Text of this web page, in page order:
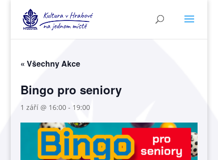
« Všechny Akce
Bingo pro seniory
1 září @ 16:00 - 19:00